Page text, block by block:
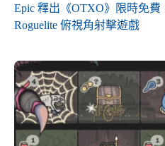
Epic 釋出《OTXO》限時免費
Roguelite 俯視角射擊遊戲